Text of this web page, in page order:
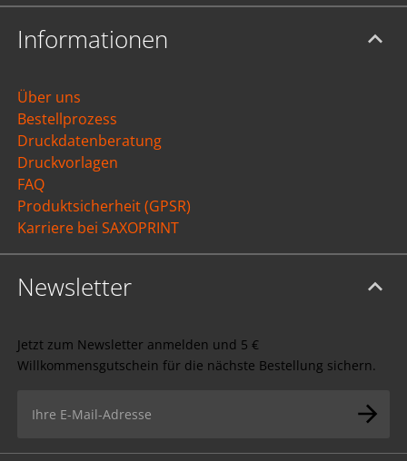
Informationen
Über uns
Bestellprozess
Druckdatenberatung
Druckvorlagen
FAQ
Produktsicherheit (GPSR)
Karriere bei SAXOPRINT
Newsletter
Jetzt zum Newsletter anmelden und 5 €
Willkommensgutschein für die nächste Bestellung sichern.